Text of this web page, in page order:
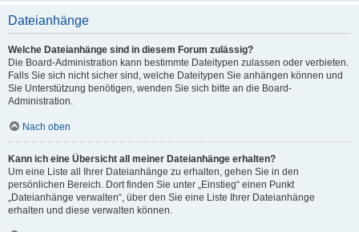
Dateianhänge
Welche Dateianhänge sind in diesem Forum zulässig?
Die Board-Administration kann bestimmte Dateitypen zulassen oder verbieten.
Falls Sie sich nicht sicher sind, welche Dateitypen Sie anhängen können und
Sie Unterstützung benötigen, wenden Sie sich bitte an die Board-
Administration.
Nach oben
Kann ich eine Übersicht all meiner Dateianhänge erhalten?
Um eine Liste all Ihrer Dateianhänge zu erhalten, gehen Sie in den
persönlichen Bereich. Dort finden Sie unter „Einstieg“ einen Punkt
„Dateianhänge verwalten“, über den Sie eine Liste Ihrer Dateianhänge
erhalten und diese verwalten können.